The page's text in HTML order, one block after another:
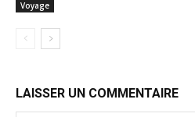
Voyage
LAISSER UN COMMENTAIRE